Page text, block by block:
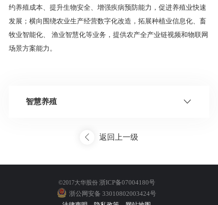
约养殖成本、提升生物安全、增强疾病预防能力，促进养殖业快速
发展；横向围绕农业生产经营数字化改造，拓展种植业信息化、畜
牧业智能化、 渔业智慧化等业务，提供农产全产业链视频和物联网
场景方案能力。
智慧养殖
返回上一级
©2017大华股份 浙ICP备07004180号
浙公网安备 33010802003424号